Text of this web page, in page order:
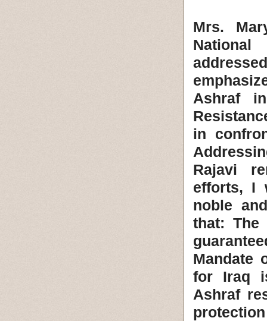
Mrs.
Ashraf
in
Rajavi
efforts, I
noble
that:
Mandate
for Iraq
Ashraf